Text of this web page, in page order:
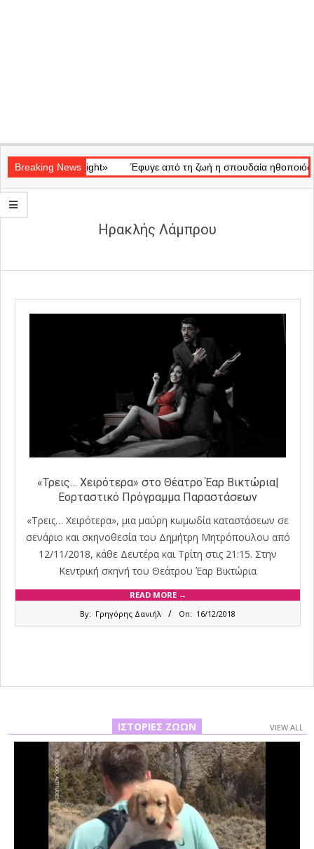
Navigation
Menu
Breaking News
«Ray of Light» Έφυγε από τη ζωή η σπουδαία ηθοποιός
Ηρακλής Λάμπρου
«Τρεις… Χειρότερα» στο Θέατρο Έαρ Βικτώρια|
Εορταστικό Πρόγραμμα Παραστάσεων
«Τρεις… Χειρότερα», μια μαύρη κωμωδία καταστάσεων σε
σενάριο και σκηνοθεσία του Δημήτρη Μητρόπουλου από
12/11/2018, κάθε Δευτέρα και Τρίτη στις 21:15. Στην
Κεντρική σκηνή του Θεάτρου Έαρ Βικτώρια
READ MORE →
By: Γρηγόρης Δανιήλ On: 16/12/2018
ΙΣΤΟΡΊΕΣ ΖΏΩΝ VIEW ALL